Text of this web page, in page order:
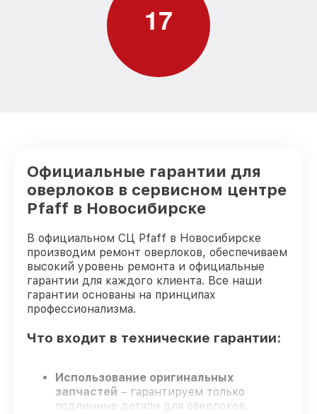
17
Официальные гарантии для
оверлоков в сервисном центре
Pfaff в Новосибирске
В официальном СЦ Pfaff в Новосибирске
производим ремонт оверлоков, обеспечиваем
высокий уровень ремонта и официальные
гарантии для каждого клиента. Все наши
гарантии основаны на принципах
профессионализма.
Что входит в технические гарантии:
Использование оригинальных
запчастей – гарантируем только
подлинные детали для оверлоков.